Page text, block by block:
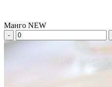
Манго NEW
-